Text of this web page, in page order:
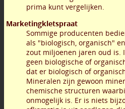
prima kunt vergelijken.
Marketingkletspraat
Sommige producenten
als "biologisch, organisch"
zout miljoenen jaren oud is.
geen biologische of
dat er biologisch of
Mineralen zijn gewoon
chemische structuren
onmogelijk is. Er is niets